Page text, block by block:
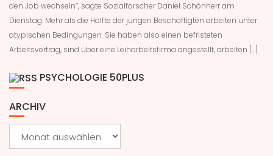
den Job wechseln“, sagte Sozialforscher Daniel Schönherr am
Dienstag. Mehr als die Hälfte der jungen Beschäftigten arbeiten unter
atypischen Bedingungen. Sie haben also einen befristeten
Arbeitsvertrag, sind über eine Leiharbeitsfirma angestellt, arbeiten […]
PSYCHOLOGIE 50PLUS
ARCHIV